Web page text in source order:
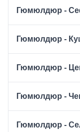
Гюмюлдюр -
Гюмюлдюр -
Гюмюлдюр -
Гюмюлдюр -
Гюмюлдюр -